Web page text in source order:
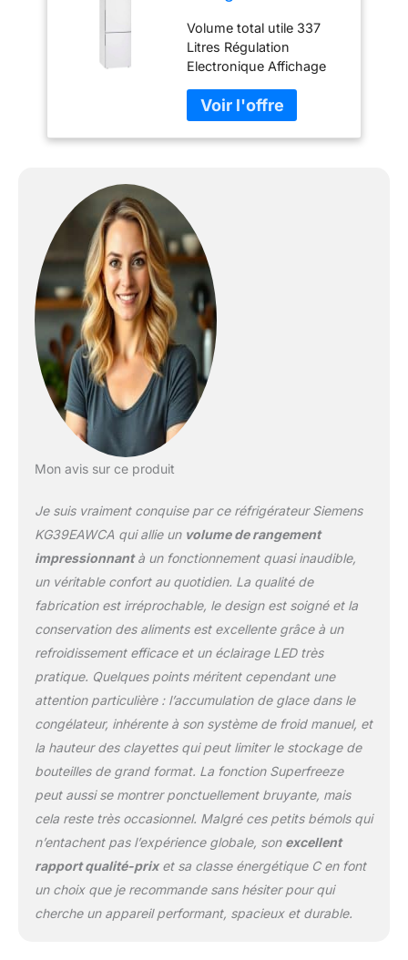
39 EAW CA
Volume total utile 337
Litres Régulation
Electronique Affichage
hyperFresh (0-3°C) Très
Silencieux 38 dB
Mon avis sur ce produit
Je suis vraiment conquise par ce réfrigérateur Siemens
KG39EAWCA qui allie un volume de rangement
impressionnantà un fonctionnement quasi inaudible,
un véritable confort au quotidien. La qualité de
fabrication est irréprochable, le design est soigné et la
conservation des aliments est excellente grâce à un
refroidissement efficace et un éclairage LED très
pratique. Quelques points méritent cependant une
attention particulière : l’accumulation de glace dans le
congélateur, inhérente à son système de froid manuel, et
la hauteur des clayettes qui peut limiter le stockage de
bouteilles de grand format. La fonction Superfreeze
peut aussi se montrer ponctuellement bruyante, mais
cela reste très occasionnel. Malgré ces petits bémols qui
n’entachent pas l’expérience globale, son excellent
rapport qualité-prixet sa classe énergétique C en font
un choix que je recommande sans hésiter pour qui
cherche un appareil performant, spacieux et durable.